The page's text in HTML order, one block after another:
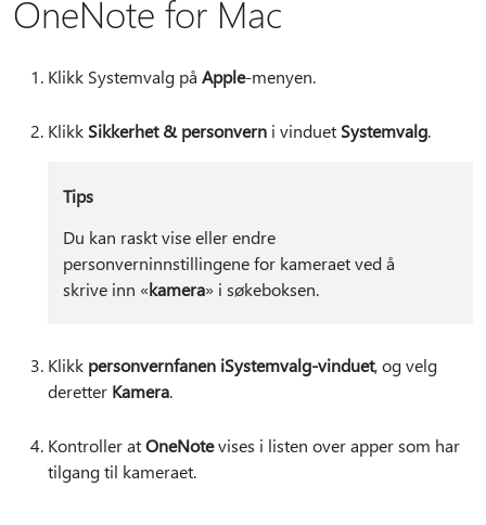
OneNote for Mac
Klikk Systemvalg på Apple-menyen.
Klikk Sikkerhet & personvern i vinduet Systemvalg.
Tips
Du kan raskt vise eller endre
personverninnstillingene for kameraet ved å
skrive inn «kamera» i søkeboksen.
Klikk personvernfanen iSystemvalg-vinduet, og velg
deretter Kamera.
Kontroller atOneNotevises i listen over apper som har
tilgang til kameraet.